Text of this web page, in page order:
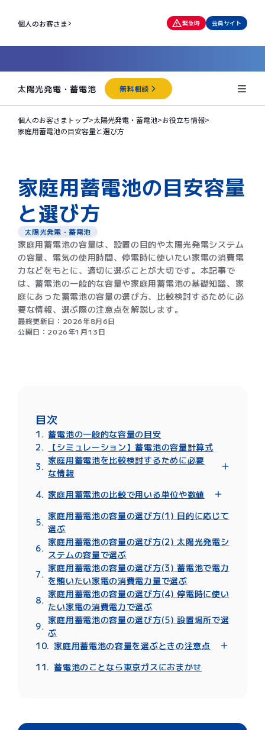
個人のお客さま 緊急時 会員サイト
太陽光発電・蓄電池 無料相談
個人のお客さまトップ>太陽光発電・蓄電池>お役立ち情報>
家庭用蓄電池の目安容量と選び方
家庭用蓄電池の目安容量
と選び方
太陽光発電・蓄電池
家庭用蓄電池の容量は、設置の目的や太陽光発電システム
の容量、電気の使用時間、停電時に使いたい家電の消費電
力などをもとに、適切に選ぶことが大切です。本記事で
は、蓄電池の一般的な容量や家庭用蓄電池の基礎知識、家
庭にあった蓄電池の容量の選び方、比較検討するために必
要な情報、選ぶ際の注意点を解説します。
最終更新日： 2026年8月6日
公開日： 2026年1月13日
目次
蓄電池の一般的な容量の目安
【シミュレーション】蓄電池の容量計算式
家庭用蓄電池を比較検討するために必要
な情報
家庭用蓄電池の価格相場
家庭用蓄電池の比較で用いる単位や数値
トアワー)
V(ボルト)
サイクル数
変換効率
家庭用蓄電池の容量の選び方(1) 目的に応じて
選ぶ
家庭用蓄電池の容量の選び方(2) 太陽光発電シ
ステムの容量で選ぶ
家庭用蓄電池の容量の選び方(3) 蓄電池で電力
を賄いたい家電の消費電力量で選ぶ
家庭用蓄電池の容量の選び方(4) 停電時に使い
たい家電の消費電力で選ぶ
家庭用蓄電池の容量の選び方(5) 設置場所で選
ぶ
家庭用蓄電池の容量を選ぶときの注意点
注意点(2) 定格容量ではなく、実効容量で
蓄電池のことなら東京ガスにおまかせ